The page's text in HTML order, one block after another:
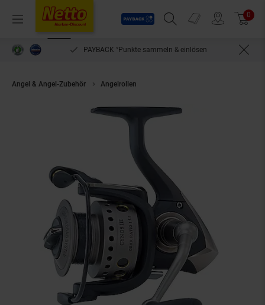
Menü
Payback
Suchfeld einblenden
Prospekte 0
PAYBACK °Punkte sammeln & einlösen
Angel & Angel-Zubehör Angelrollen